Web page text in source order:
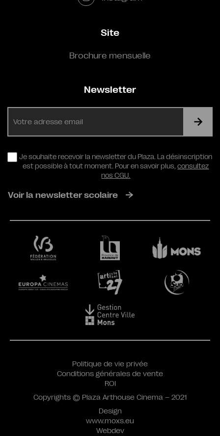
Site
Brochure mensuelle
Newsletter
RGPD
Je souhaite recevoir la newsletter du Plaza. La désinscription
est possible à tout moment. Pour en savoir plus,consultez
nos CGU.
Voir la newsletter scolaire
Design
www.moxs.eu
Webdev
Politique de vie privée
Conditions générales de vente
ROI
Copyrights © Plaza Arthouse Cinema – 2021